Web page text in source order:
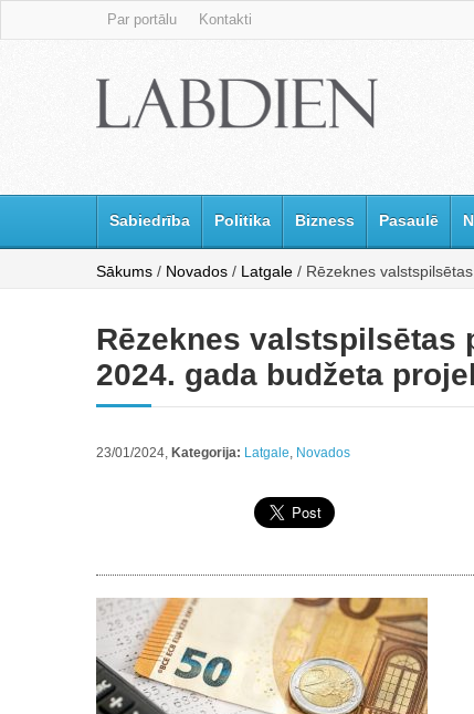
Par portālu Kontakti
Sabiedrība Politika Bizness Pasaulē
Sākums / Novados / Latgale / Rēzeknes
Rēzeknes valstspilsētas
2024. gada budžeta
23/01/2024, Kategorija: Latgale, Novados